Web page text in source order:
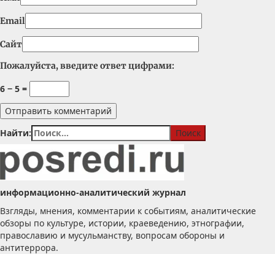
Email
Сайт
Пожалуйста, введите ответ цифрами:
6 − 5 =
Найти:
информационно-аналитический журнал
Взгляды, мнения, комментарии к событиям, аналитические
обзоры по культуре, истории, краеведению, этнографии,
православию и мусульманству, вопросам обороны и
антитеррора.